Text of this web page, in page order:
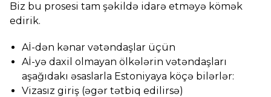
Biz bu prosesi tam şəkildə idarə etməyə kömək
edirik.
Aİ-dən kənar vətəndaşlar üçün
Aİ-yə daxil olmayan ölkələrin vətəndaşları
aşağıdakı əsaslarla Estoniyaya köçə bilərlər:
Vizasız giriş (əgər tətbiq edilirsə)